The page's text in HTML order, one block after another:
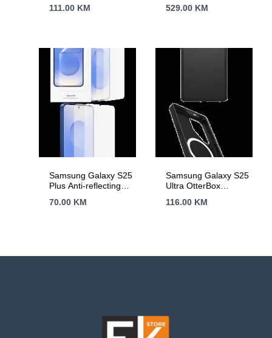
111.00 KM
4-core 1.7 GHz; 1 GB
529.00 KM
Samsung Galaxy S25
Plus Anti-reflecting
Transparent
70.00 KM
Samsung Galaxy S25
Ultra OtterBox
Case Black
116.00 KM